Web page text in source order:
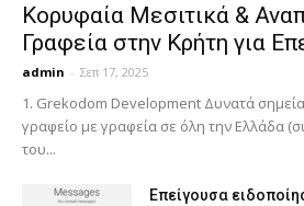
Κορυφαία Μεσιτικά &
Γραφεία στην Κρήτη για
admin - Σεπ 17, 2025
1. Grekodom Development Δυνατά
γραφείο με γραφεία σε όλη την Ελλάδα
του...
Επείγουσα